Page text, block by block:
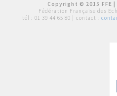
Copyright © 2015 FFE |
Fédération Française des
tél : 01 39 44 65 80 | contact :